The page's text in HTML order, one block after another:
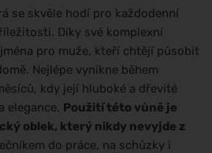
se skvěle hodí pro každodenní
Díky své komplexní
pro muže, kteří chtějí působit
Nejlépe vynikne během
kdy její hluboké a dřevité
elegance. Použití této vůně je
oblek, který nikdy nevyjde z
do práce, na schůzky i